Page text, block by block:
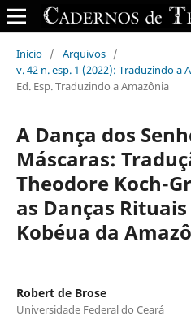
Início / Arquivos /
v. 42 n. esp. 1 (2022): Traduzindo a
Ed. Esp. Traduzindo a Amazônia
A Dança dos
Máscaras:
Theodore Koch-
as Danças
Kobéua da
Robert de Brose
Universidade Federal do Ceará